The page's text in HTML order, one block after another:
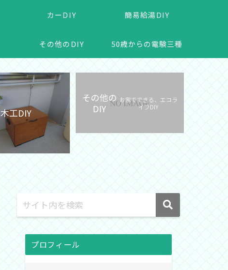
カーDIY 簡易給湯DIY
その他のDIY 50歳からの電験三種
木工DIY
その他の
DIY
お家でできる、エコラ
イフDIY
プロフィール